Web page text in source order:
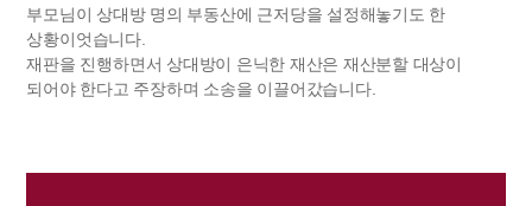
부모님이 상대방 명의 부동산에 근저당을 설정해놓기도 한
상황이엇습니다.
재판을 진행하면서 상대방이 은닉한 재산은 재산분할 대상이
되어야 한다고 주장하며 소송을 이끌어갔습니다.​